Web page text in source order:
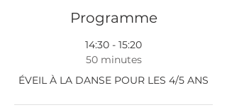
Programme
14:30 - 15:20
50 minutes
ÉVEIL À LA DANSE POUR LES 4/5 ANS